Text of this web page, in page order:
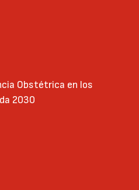
Obstétrica en los
2030